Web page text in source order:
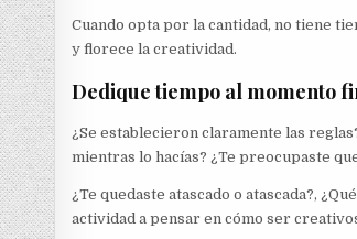
Cuando opta por la cantidad, no tiene
y florece la creatividad.
Dedique tiempo al momento
¿Se establecieron claramente las
mientras lo hacías? ¿Te preocupaste
¿Te quedaste atascado o atascada?,
actividad a pensar en cómo ser